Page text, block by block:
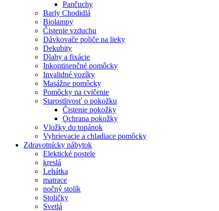
Pančuchy
Barly Chodidlá
Biolampy
Čistenie vzduchu
Dávkovače poliče na lieky
Dekubity
Dlahy a fixácie
Inkontinenčné pomôcky
Invalidné vozíky
Masážne pomôcky
Pomôcky na cvičenie
Starostlivosť o pokožku
Čistenie pokožky
Ochrana pokožky
Vložky do topánok
Vyhrievacie a chladiace pomôcky
Zdravotnícky nábytok
Elektické postele
kreslá
Lehátka
matrace
nočný stolík
Stoličky
Svetlá